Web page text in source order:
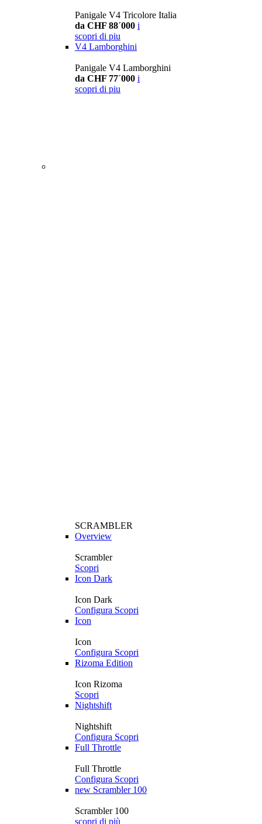
Panigale V4 Tricolore Italia
da CHF 88´000 i
scopri di piu
V4 Lamborghini
Panigale V4 Lamborghini
da CHF 77´000 i
scopri di piu
SCRAMBLER
Overview
Scrambler
Scopri
Icon Dark
Icon Dark
Configura Scopri
Icon
Icon
Configura Scopri
Rizoma Edition
Icon Rizoma
Scopri
Nightshift
Nightshift
Configura Scopri
Full Throttle
Full Throttle
Configura Scopri
new Scrambler 100
Scrambler 100
scopri di più